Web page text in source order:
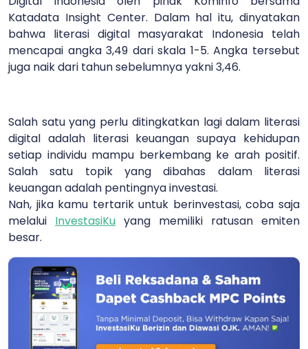
Katadata Insight Center. Dalam hal itu, dinyatakan
bahwa literasi digital masyarakat Indonesia telah
mencapai angka 3,49 dari skala 1-5. Angka tersebut
juga naik dari tahun sebelumnya yakni 3,46.
Salah satu yang perlu ditingkatkan lagi dalam literasi
digital adalah literasi keuangan supaya kehidupan
setiap individu mampu berkembang ke arah positif.
Salah satu topik yang dibahas dalam literasi
keuangan adalah pentingnya investasi.
Nah, jika kamu tertarik untuk berinvestasi, coba saja
melalui InvestasiKu yang memiliki ratusan emiten
besar.